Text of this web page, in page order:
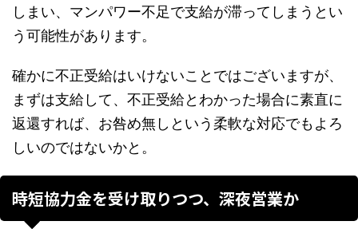
しまい、マンパワー不足で支給が滞ってしまうとい
う可能性があります。
確かに不正受給はいけないことではございますが、
まずは支給して、不正受給とわかった場合に素直に
返還すれば、お咎め無しという柔軟な対応でもよろ
しいのではないかと。
時短協力金を受け取りつつ、深夜営業か